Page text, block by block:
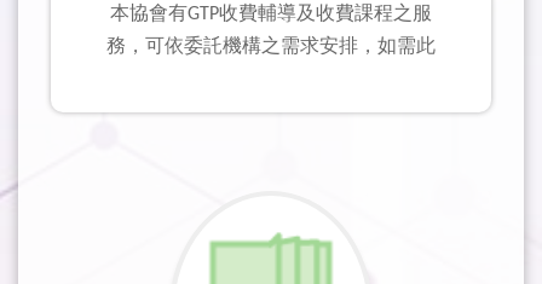
本協會有GTP收費輔導及收費課程之服
務，可依委託機構之需求安排，如需此